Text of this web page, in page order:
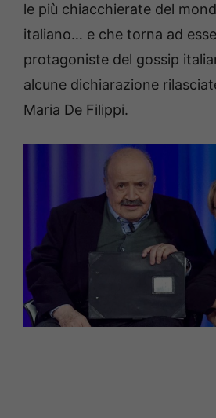
le più chiacchierate del
italiano… e che torna ad
protagoniste del gossip
alcune dichiarazione
Maria De Filippi.